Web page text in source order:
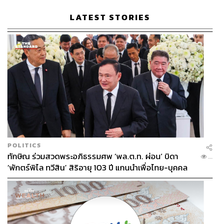
LATEST STORIES
POLITICS
ทักษิณ ร่วมสวดพระอภิธรรมศพ ‘พล.ต.ท. ผ่อน’ บิดา
‘พักตร์พิไล ทวีสิน’ สิริอายุ 103 ปี แกนนำเพื่อไทย-บุคคล
หลากวงการร่วมอาลัย
...